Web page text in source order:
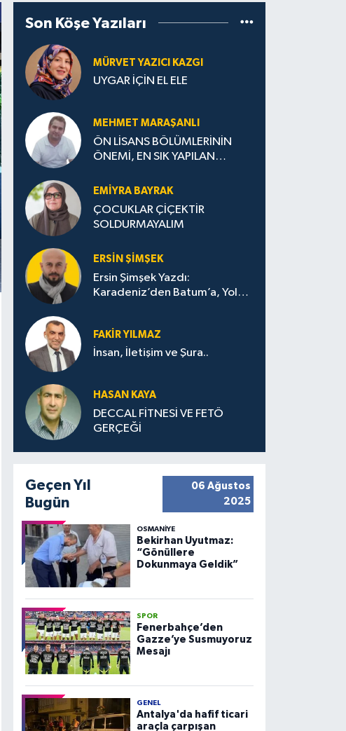
Son Köşe Yazıları
MÜRVET YAZICI KAZGI
UYGAR İÇİN EL ELE
MEHMET MARAŞANLI
ÖN LİSANS BÖLÜMLERİNİN
ÖNEMİ, EN SIK YAPILAN
STRATEJİLERİ
EMIYRA BAYRAK
ÇOCUKLAR ÇİÇEKTİR
SOLDURMAYALIM
ERSIN ŞIMŞEK
Ersin Şimşek Yazdı:
Karadeniz’den Batum’a, Yolun
FAKIR YILMAZ
İnsan, İletişim ve Şura..
HASAN KAYA
DECCAL FİTNESİ VE FETÖ
GERÇEĞİ
Geçen Yıl
Bugün
06 Ağustos
2025
OSMANIYE
Bekirhan Uyutmaz:
“Gönüllere
Dokunmaya Geldik”
SPOR
Fenerbahçe’den
Gazze’ye Susmuyoruz
Mesajı
GENEL
Antalya'da hafif ticari
araçla çarpışan